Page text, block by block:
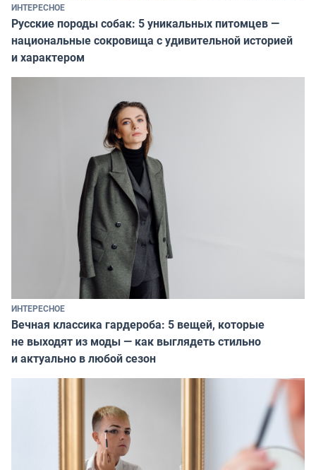
ИНТЕРЕСНОЕ
Русские породы собак: 5 уникальных питомцев —
национальные сокровища с удивительной историей
и характером
ИНТЕРЕСНОЕ
Вечная классика гардероба: 5 вещей, которые
не выходят из моды — как выглядеть стильно
и актуально в любой сезон